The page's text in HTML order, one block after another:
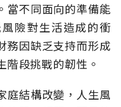
當不同面向的準備能
險對生活造成的衝
務因缺乏支持而形成
段挑戰的韌性。
庭結構改變，人生風